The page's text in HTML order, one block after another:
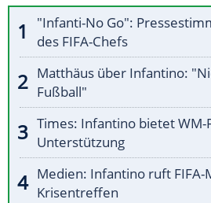
"Infanti-No Go":
des FIFA-Chefs
Matthäus über Infantino:
Fußball"
Times: Infantino bietet WM-
Unterstützung
Medien: Infantino ruft
Krisentreffen